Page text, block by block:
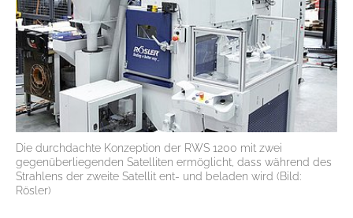
Die durchdachte Konzeption der RWS 1200 mit zwei
gegenüberliegenden Satelliten ermöglicht, dass während des
Strahlens der zweite Satellit ent- und beladen wird (Bild:
Rösler)